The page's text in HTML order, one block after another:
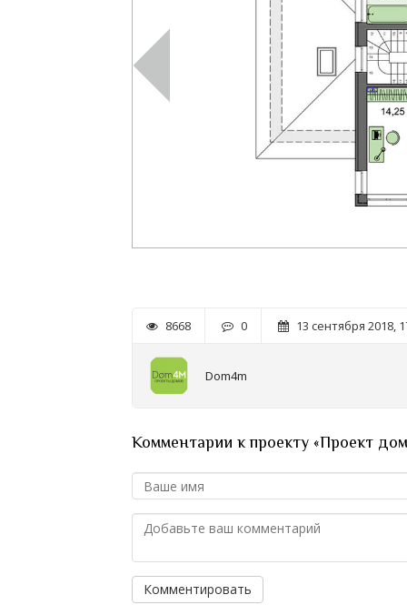
8668 0 13 сентября 2018,
Dom4m
Комментарии к проекту «Проект
Комментировать